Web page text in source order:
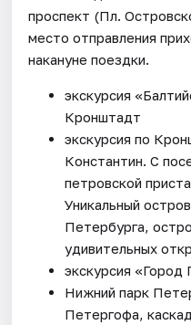
проспект (Пл.
место отправления
накануне поездки.
экскурсия
Кронштадт
экскурсия по
Константин. С
петровской
Уникальный
Петербурга,
удивительных
экскурсия «Город
Нижний парк
Петергофа,